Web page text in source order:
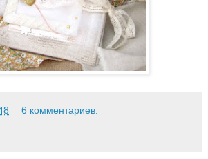
6 комментариев: